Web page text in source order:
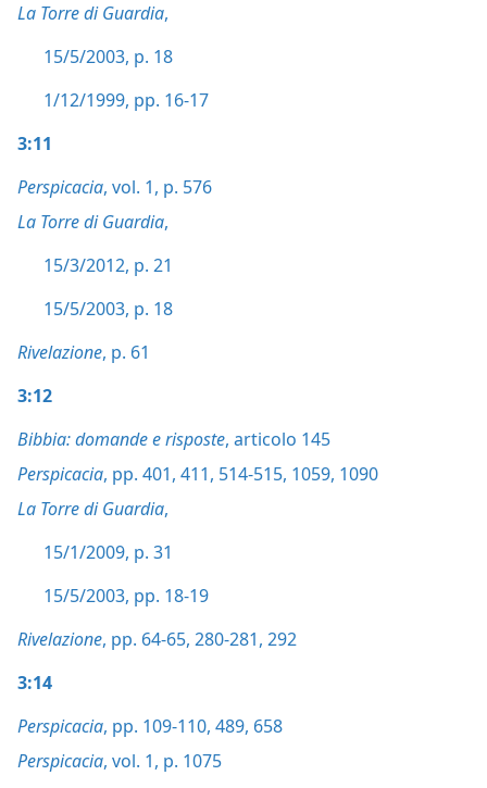
La Torre di Guardia,
15/5/2003, p. 18
1/12/1999, pp. 16-17
3:11
Perspicacia, vol. 1, p. 576
La Torre di Guardia,
15/3/2012, p. 21
15/5/2003, p. 18
Rivelazione, p. 61
3:12
Bibbia: domande e risposte, articolo 145
Perspicacia, pp. 401, 411, 514-515, 1059, 1090
La Torre di Guardia,
15/1/2009, p. 31
15/5/2003, pp. 18-19
Rivelazione, pp. 64-65, 280-281, 292
3:14
Perspicacia, pp. 109-110, 489, 658
Perspicacia, vol. 1, p. 1075